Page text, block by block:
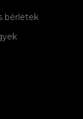
bérletek